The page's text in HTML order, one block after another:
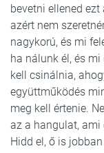
bevetni ellened
azért nem
nagykorú, és mi
ha nálunk él, és
kell csinálnia,
együttműködés
meg kell értenie.
az a hangulat, ami
Hidd el, ő is